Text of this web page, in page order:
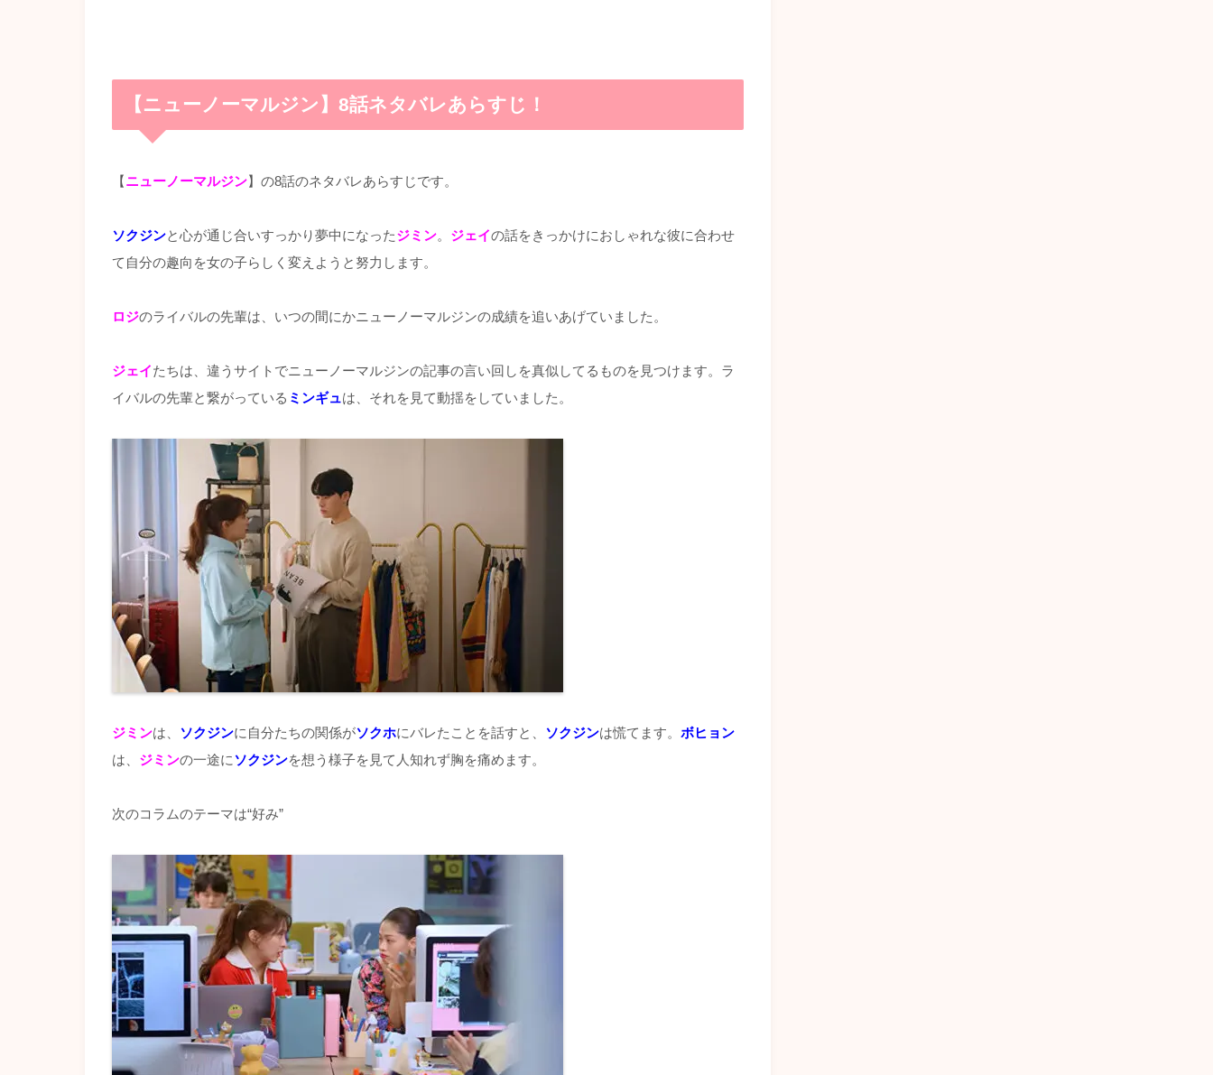
【ニューノーマルジン】8話ネタバレあらすじ！
【ニューノーマルジン】の8話のネタバレあらすじです。
ソクジンと心が通じ合いすっかり夢中になったジミン。 ジェイの話をきっかけにおしゃれな彼に合わせ
て自分の趣向を女の子らしく変えようと努力します。
ロジのライバルの先輩は、いつの間にかニューノーマルジンの成績を追いあげていました。
ジェイたちは、違うサイトでニューノーマルジンの記事の言い回しを真似してるものを見つけます。ラ
イバルの先輩と繋がっている ミンギュは、それを見て動揺をしていました。
ジミンは、 ソクジンに自分たちの関係がソクホにバレたことを話すと、 ソクジンは慌てます。 ボヒョン
は、 ジミンの一途にソクジンを想う様子を見て人知れず胸を痛めます。
次のコラムのテーマは“好み”